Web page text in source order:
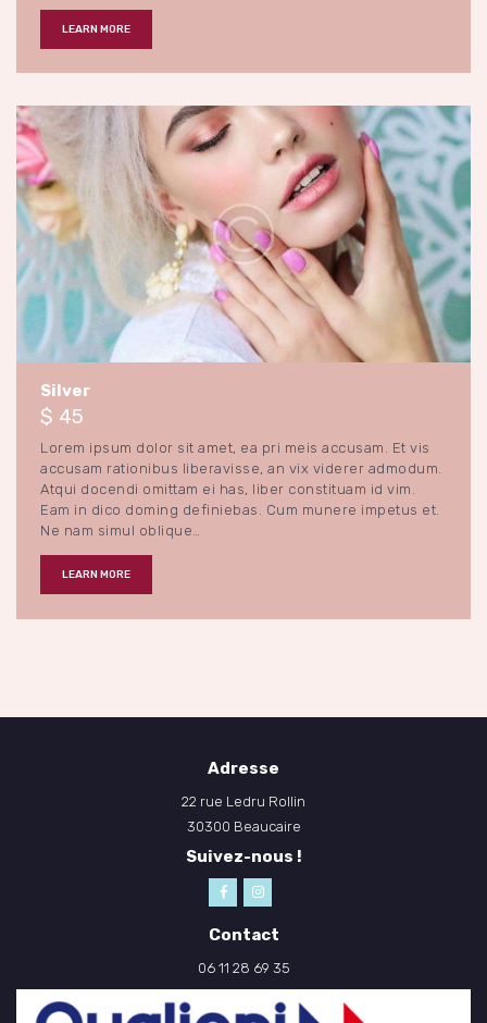
LEARN MORE
Special Gifts 28 novembre 2017 0
Silver
$ 45
Lorem ipsum dolor sit amet, ea pri meis accusam. Et vis
accusam rationibus liberavisse, an vix viderer admodum.
Atqui docendi omittam ei has, liber constituam id vim.
Eam in dico doming definiebas. Cum munere impetus et.
Ne nam simul oblique…
LEARN MORE
Adresse
22 rue Ledru Rollin
30300 Beaucaire
Suivez-nous !
Contact
06 11 28 69 35